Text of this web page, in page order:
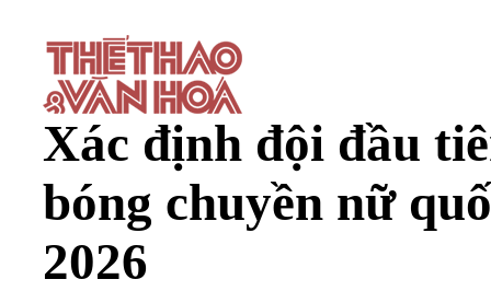
Xác định đội đầu
bóng chuyền nữ
2026